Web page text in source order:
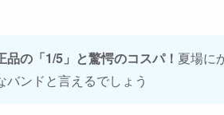
品の「1/5」と驚愕のコスパ！ 夏場に
バンドと言えるでしょう